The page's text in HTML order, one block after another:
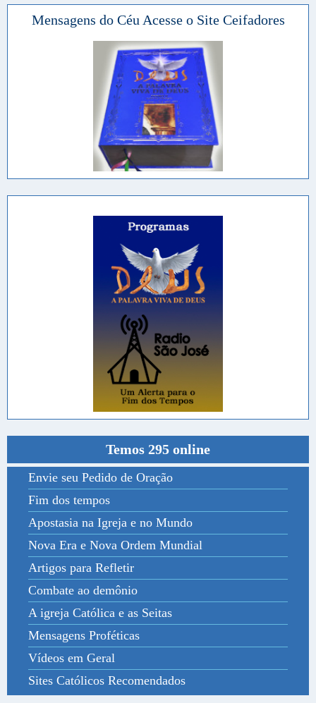
Mensagens do Céu Acesse o Site Ceifadores
Temos 295 online
Envie seu Pedido de Oração
Fim dos tempos
Apostasia na Igreja e no Mundo
Nova Era e Nova Ordem Mundial
Artigos para Refletir
Combate ao demônio
A igreja Católica e as Seitas
Mensagens Proféticas
Vídeos em Geral
Sites Católicos Recomendados